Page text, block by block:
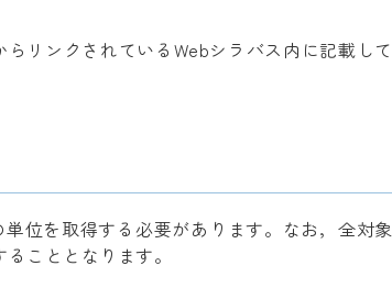
リンクされているWebシラバス内に記載し
位を取得する必要があります。なお，全対
こととなります。